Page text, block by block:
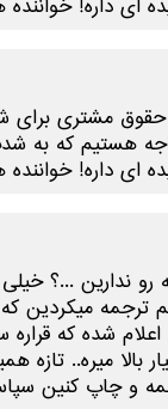
حقوق مشتری
هستیم که به
ای داره!
ندارین ...؟
میکردین که
شده که قراره
میره.. تازه
چاپ کنین